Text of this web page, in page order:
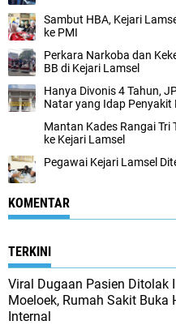
Sambut HBA, Kejari
ke PMI
Perkara Narkoba dan
BB di Kejari Lamsel
Hanya Divonis 4 Tahun,
Natar yang Idap Penyakit
Mantan Kades Rangai Tri
ke Kejari Lamsel
Pegawai Kejari Lamsel
KOMENTAR
TERKINI
Viral Dugaan Pasien Ditolak
Moeloek, Rumah Sakit Buka
Internal